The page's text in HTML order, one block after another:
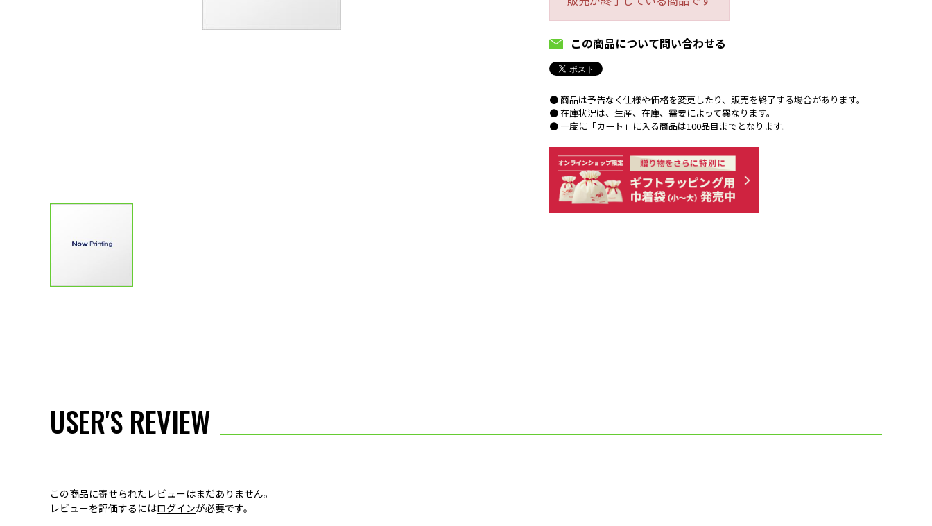
この商品について問い合わせる
● 商品は予告なく仕様や価格を変更したり、販売を終了する場合があります。
● 在庫状況は、生産、在庫、需要によって異なります。
● 一度に「カート」に入る商品は100品目までとなります。
USER'S REVIEW
この商品に寄せられたレビューはまだありません。
レビューを評価するにはログインが必要です。